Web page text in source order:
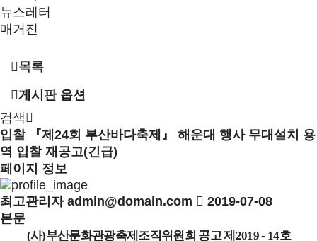
뉴스레터
매거진
목록
게시판 옵션
검색
입찰
『제24회 부산바다축제』 해운대 행사 무대설치 용
역 입찰 재공고(긴급)
페이지 정보
최고관리자 admin@domain.com
2019-07-08
본문
(사)부산문화관광축제조직위원회 공고 제 2019 - 14호